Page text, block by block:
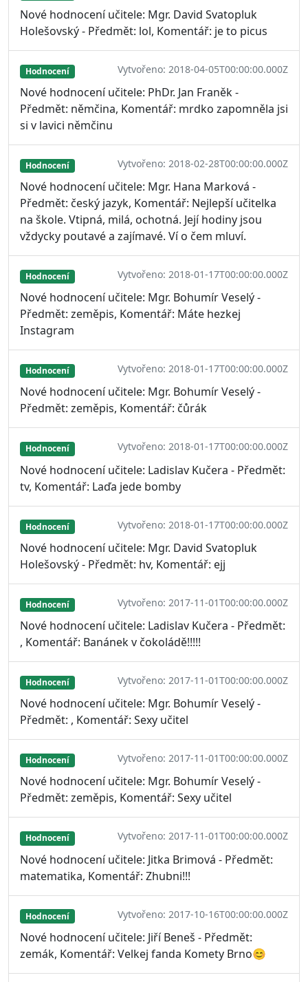
Nové hodnocení učitele: Mgr. David Svatopluk
Holešovský - Předmět: lol, Komentář: je to picus
Hodnocení Vytvořeno: 2018-04-05T00:00:00.000Z
Nové hodnocení učitele: PhDr. Jan Franěk -
Předmět: němčina, Komentář: mrdko zapomněla jsi
si v lavici němčinu
Hodnocení Vytvořeno: 2018-02-28T00:00:00.000Z
Nové hodnocení učitele: Mgr. Hana Marková -
Předmět: český jazyk, Komentář: Nejlepší učitelka
na škole. Vtipná, milá, ochotná. Její hodiny jsou
vždycky poutavé a zajímavé. Ví o čem mluví.
Hodnocení Vytvořeno: 2018-01-17T00:00:00.000Z
Nové hodnocení učitele: Mgr. Bohumír Veselý -
Předmět: zeměpis, Komentář: Máte hezkej
Instagram
Hodnocení Vytvořeno: 2018-01-17T00:00:00.000Z
Nové hodnocení učitele: Mgr. Bohumír Veselý -
Předmět: zeměpis, Komentář: čůrák
Hodnocení Vytvořeno: 2018-01-17T00:00:00.000Z
Nové hodnocení učitele: Ladislav Kučera - Předmět:
tv, Komentář: Laďa jede bomby
Hodnocení Vytvořeno: 2018-01-17T00:00:00.000Z
Nové hodnocení učitele: Mgr. David Svatopluk
Holešovský - Předmět: hv, Komentář: ejj
Hodnocení Vytvořeno: 2017-11-01T00:00:00.000Z
Nové hodnocení učitele: Ladislav Kučera - Předmět:
, Komentář: Banánek v čokoládě!!!!!
Hodnocení Vytvořeno: 2017-11-01T00:00:00.000Z
Nové hodnocení učitele: Mgr. Bohumír Veselý -
Předmět: , Komentář: Sexy učitel
Hodnocení Vytvořeno: 2017-11-01T00:00:00.000Z
Nové hodnocení učitele: Mgr. Bohumír Veselý -
Předmět: zeměpis, Komentář: Sexy učitel
Hodnocení Vytvořeno: 2017-11-01T00:00:00.000Z
Nové hodnocení učitele: Jitka Brimová - Předmět:
matematika, Komentář: Zhubni!!!
Hodnocení Vytvořeno: 2017-10-16T00:00:00.000Z
Nové hodnocení učitele: Jiří Beneš - Předmět:
zemák, Komentář: Velkej fanda Komety Brno😊